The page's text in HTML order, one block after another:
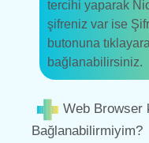
tercihi yaparak
şifreniz var ise
butonuna
bağlanabilirsiniz.
Web Browser
Bağlanabilirmiyim?